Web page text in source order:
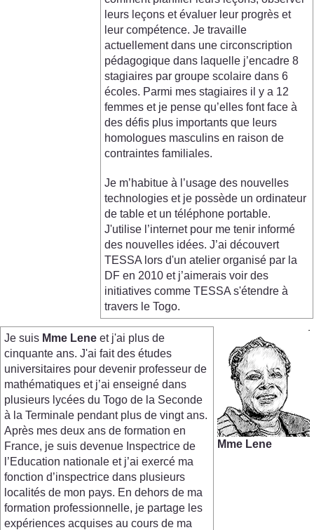
leurs leçons et évaluer leur progrès et
leur compétence. Je travaille
actuellement dans une circonscription
pédagogique dans laquelle j’encadre 8
stagiaires par groupe scolaire dans 6
écoles. Parmi mes stagiaires il y a 12
femmes et je pense qu’elles font face à
des défis plus importants que leurs
homologues masculins en raison de
contraintes familiales.
Je m’habitue à l’usage des nouvelles
technologies et je possède un ordinateur
de table et un téléphone portable.
J'utilise l’internet pour me tenir informé
des nouvelles idées. J’ai découvert
TESSA lors d'un atelier organisé par la
DF en 2010 et j’aimerais voir des
initiatives comme TESSA s'étendre à
travers le Togo.
Je suis Mme Lene et j'ai plus de
cinquante ans. J'ai fait des études
universitaires pour devenir professeur de
mathématiques et j’ai enseigné dans
plusieurs lycées du Togo de la Seconde
à la Terminale pendant plus de vingt ans.
Après mes deux ans de formation en
France, je suis devenue Inspectrice de
l’Education nationale et j’ai exercé ma
fonction d’inspectrice dans plusieurs
localités de mon pays. En dehors de ma
formation professionnelle, je partage les
expériences acquises au cours de ma
Mme Lene